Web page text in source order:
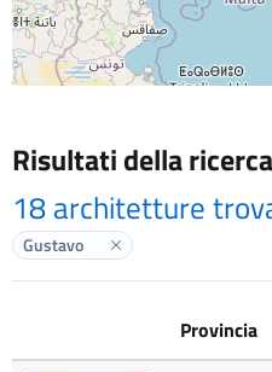
Risultati della ricerca
18 architetture
Gustavo Elimina label
Provincia